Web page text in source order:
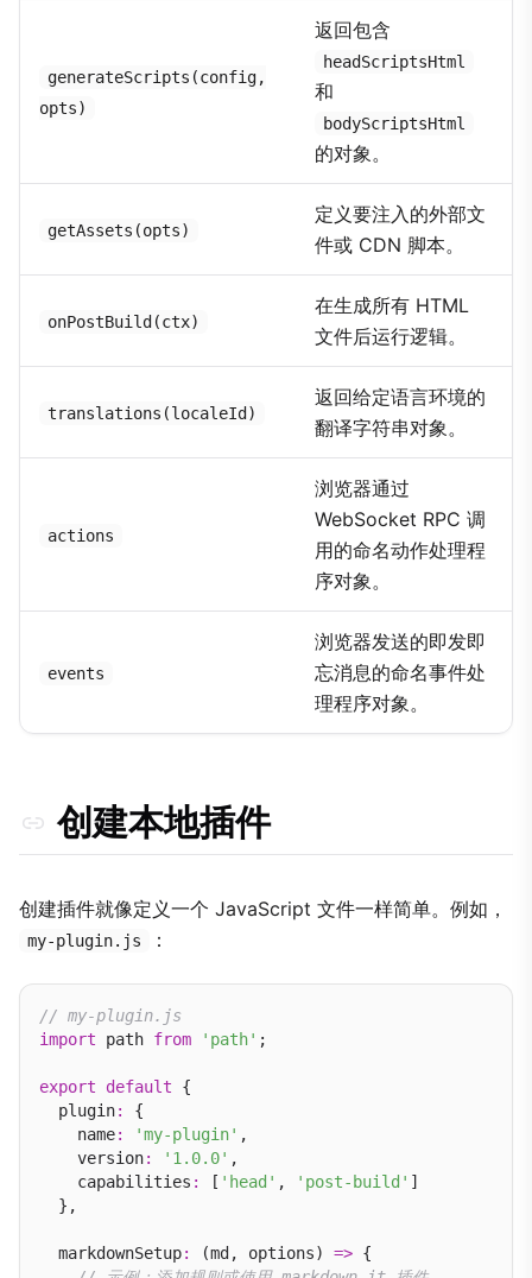
generateScripts(config,
opts)
返回包含
headScriptsHtml
和
bodyScriptsHtml
的对象。
getAssets(opts)
定义要注入的外部文
件或 CDN 脚本。
onPostBuild(ctx)
在生成所有 HTML
文件后运行逻辑。
translations(localeId)
返回给定语言环境的
翻译字符串对象。
actions
浏览器通过
WebSocket RPC 调
用的命名动作处理程
序对象。
events
浏览器发送的即发即
忘消息的命名事件处
理程序对象。
创建本地插件
创建插件就像定义一个 JavaScript 文件一样简单。例如，
my-plugin.js ：
// my-plugin.js
import path from 'path' ;
export default {
  plugin
:
{
    name
: 'my-plugin' ,
    version
: '1.0.0' ,
    capabilities
: [ 'head' , 'post-build' ]
  },
  markdownSetup
: (md, options) => {